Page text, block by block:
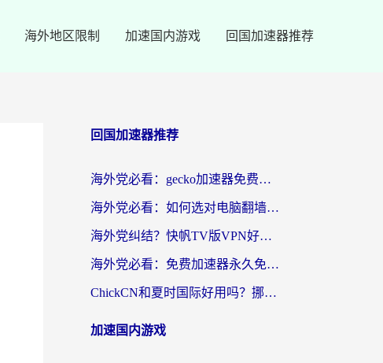
海外地区限制 加速国内游戏 回国加速器推荐
回国加速器推荐
海外党必看：gecko加速器免费试用？教你选对回国加速器，无缝刷国内剧玩游戏
海外党必看：如何选对电脑翻墙回国软件，轻松解锁国内资源？
海外党纠结？快帆TV版VPN好用吗？和扇贝手游VPN对比哪个回国效果更好？
海外党必看：免费加速器永久免费真的存在吗？教你选对回国加速器无缝刷国内资源
ChickCN和夏时国际好用吗？挪威留学生亲测3款回国加速器，附穿梭和加速喵对比指南
加速国内游戏